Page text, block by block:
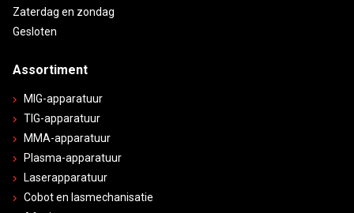
Zaterdag en zondag
Gesloten
Assortiment
MIG-apparatuur
TIG-apparatuur
MMA-apparatuur
Plasma-apparatuur
Laserapparatuur
Cobot en lasmechanisatie